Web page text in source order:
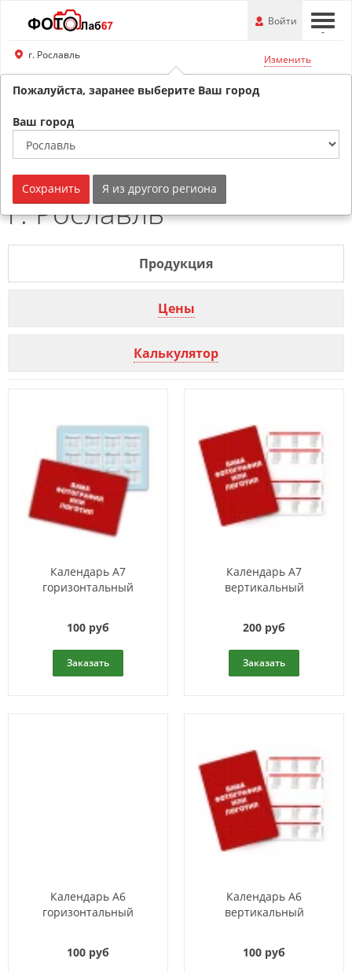
Перейти
основной
---
Войти
г. Рославль Изменить
Обратный звонок
Календарь карманный
г. Рославль
Продукция
Цены
Калькулятор
Календарь A7
горизонтальный
100 руб
Заказать
Календарь A7
вертикальный
200 руб
Заказать
Календарь A6
горизонтальный
100 руб
Календарь A6
вертикальный
100 руб
Пожалуйста, заранее выберите Ваш город
Ваш город
Сохранить Я из другого региона